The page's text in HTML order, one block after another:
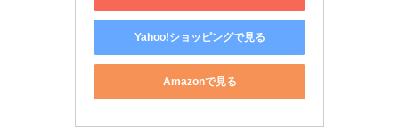
Yahoo!ショッピングで見る
Amazonで見る